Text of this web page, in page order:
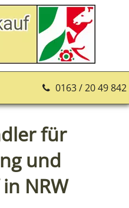
0163 / 20 49 842
für
und
NRW